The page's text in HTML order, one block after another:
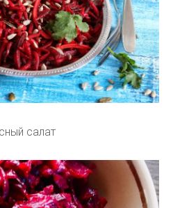
салат